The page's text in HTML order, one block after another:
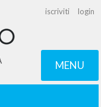
iscriviti login
MENU